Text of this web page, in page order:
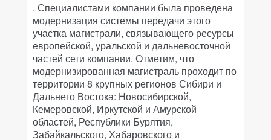
. Специалистами компании была проведена
модернизация системы передачи этого
участка магистрали, связывающего ресурсы
европейской, уральской и дальневосточной
частей сети компании. Отметим, что
модернизированная магистраль проходит по
территории 8 крупных регионов Сибири и
Дальнего Востока: Новосибирской,
Кемеровской, Иркутской и Амурской
областей, Республики Бурятия,
Забайкальского, Хабаровского и